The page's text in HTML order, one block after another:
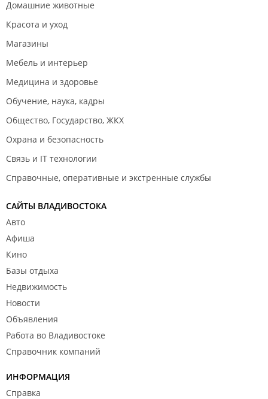
Домашние животные
Красота и уход
Магазины
Мебель и интерьер
Медицина и здоровье
Обучение, наука, кадры
Общество, Государство, ЖКХ
Охрана и безопасность
Связь и IT технологии
Справочные, оперативные и экстренные службы
САЙТЫ ВЛАДИВОСТОКА
Авто
Афиша
Кино
Базы отдыха
Недвижимость
Новости
Объявления
Работа во Владивостоке
Справочник компаний
ИНФОРМАЦИЯ
Справка